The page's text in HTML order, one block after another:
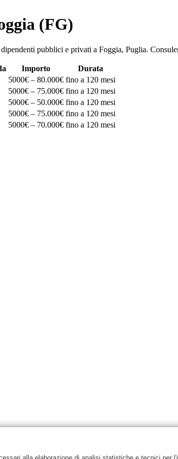
(FG)
pubblici e privati a Foggia, Puglia.
Importo
Durata
5000€ – 80.000€ fino a 120 mesi
5000€ – 75.000€ fino a 120 mesi
5000€ – 50.000€ fino a 120 mesi
5000€ – 75.000€ fino a 120 mesi
5000€ – 70.000€ fino a 120 mesi